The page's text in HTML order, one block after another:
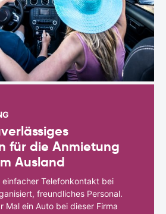
für die Anmietung
Ausland
einfacher Telefonkontakt bei
freundliches Personal.
Mal ein Auto bei dieser Firma